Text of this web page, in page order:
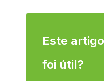
Este artigo
foi útil?